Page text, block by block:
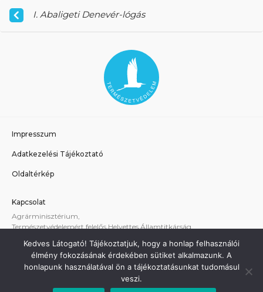
I. Abaligeti Denevér-lógás
Impresszum
Adatkezelési Tájékoztató
Oldaltérkép
Kapcsolat
Agrárminisztérium,
Természetvédelemért felelős Helyettes Államtitkárság
A weboldallal kapcsolatos technikai támogatás:
termeszetvedelem@am.gov.hu
Kedves Látogató! Tájékoztatjuk, hogy a honlap felhasználói
élmény fokozásának érdekében sütiket alkalmazunk. A
honlapunk használatával ön a tájékoztatásunkat tudomásul
veszi.